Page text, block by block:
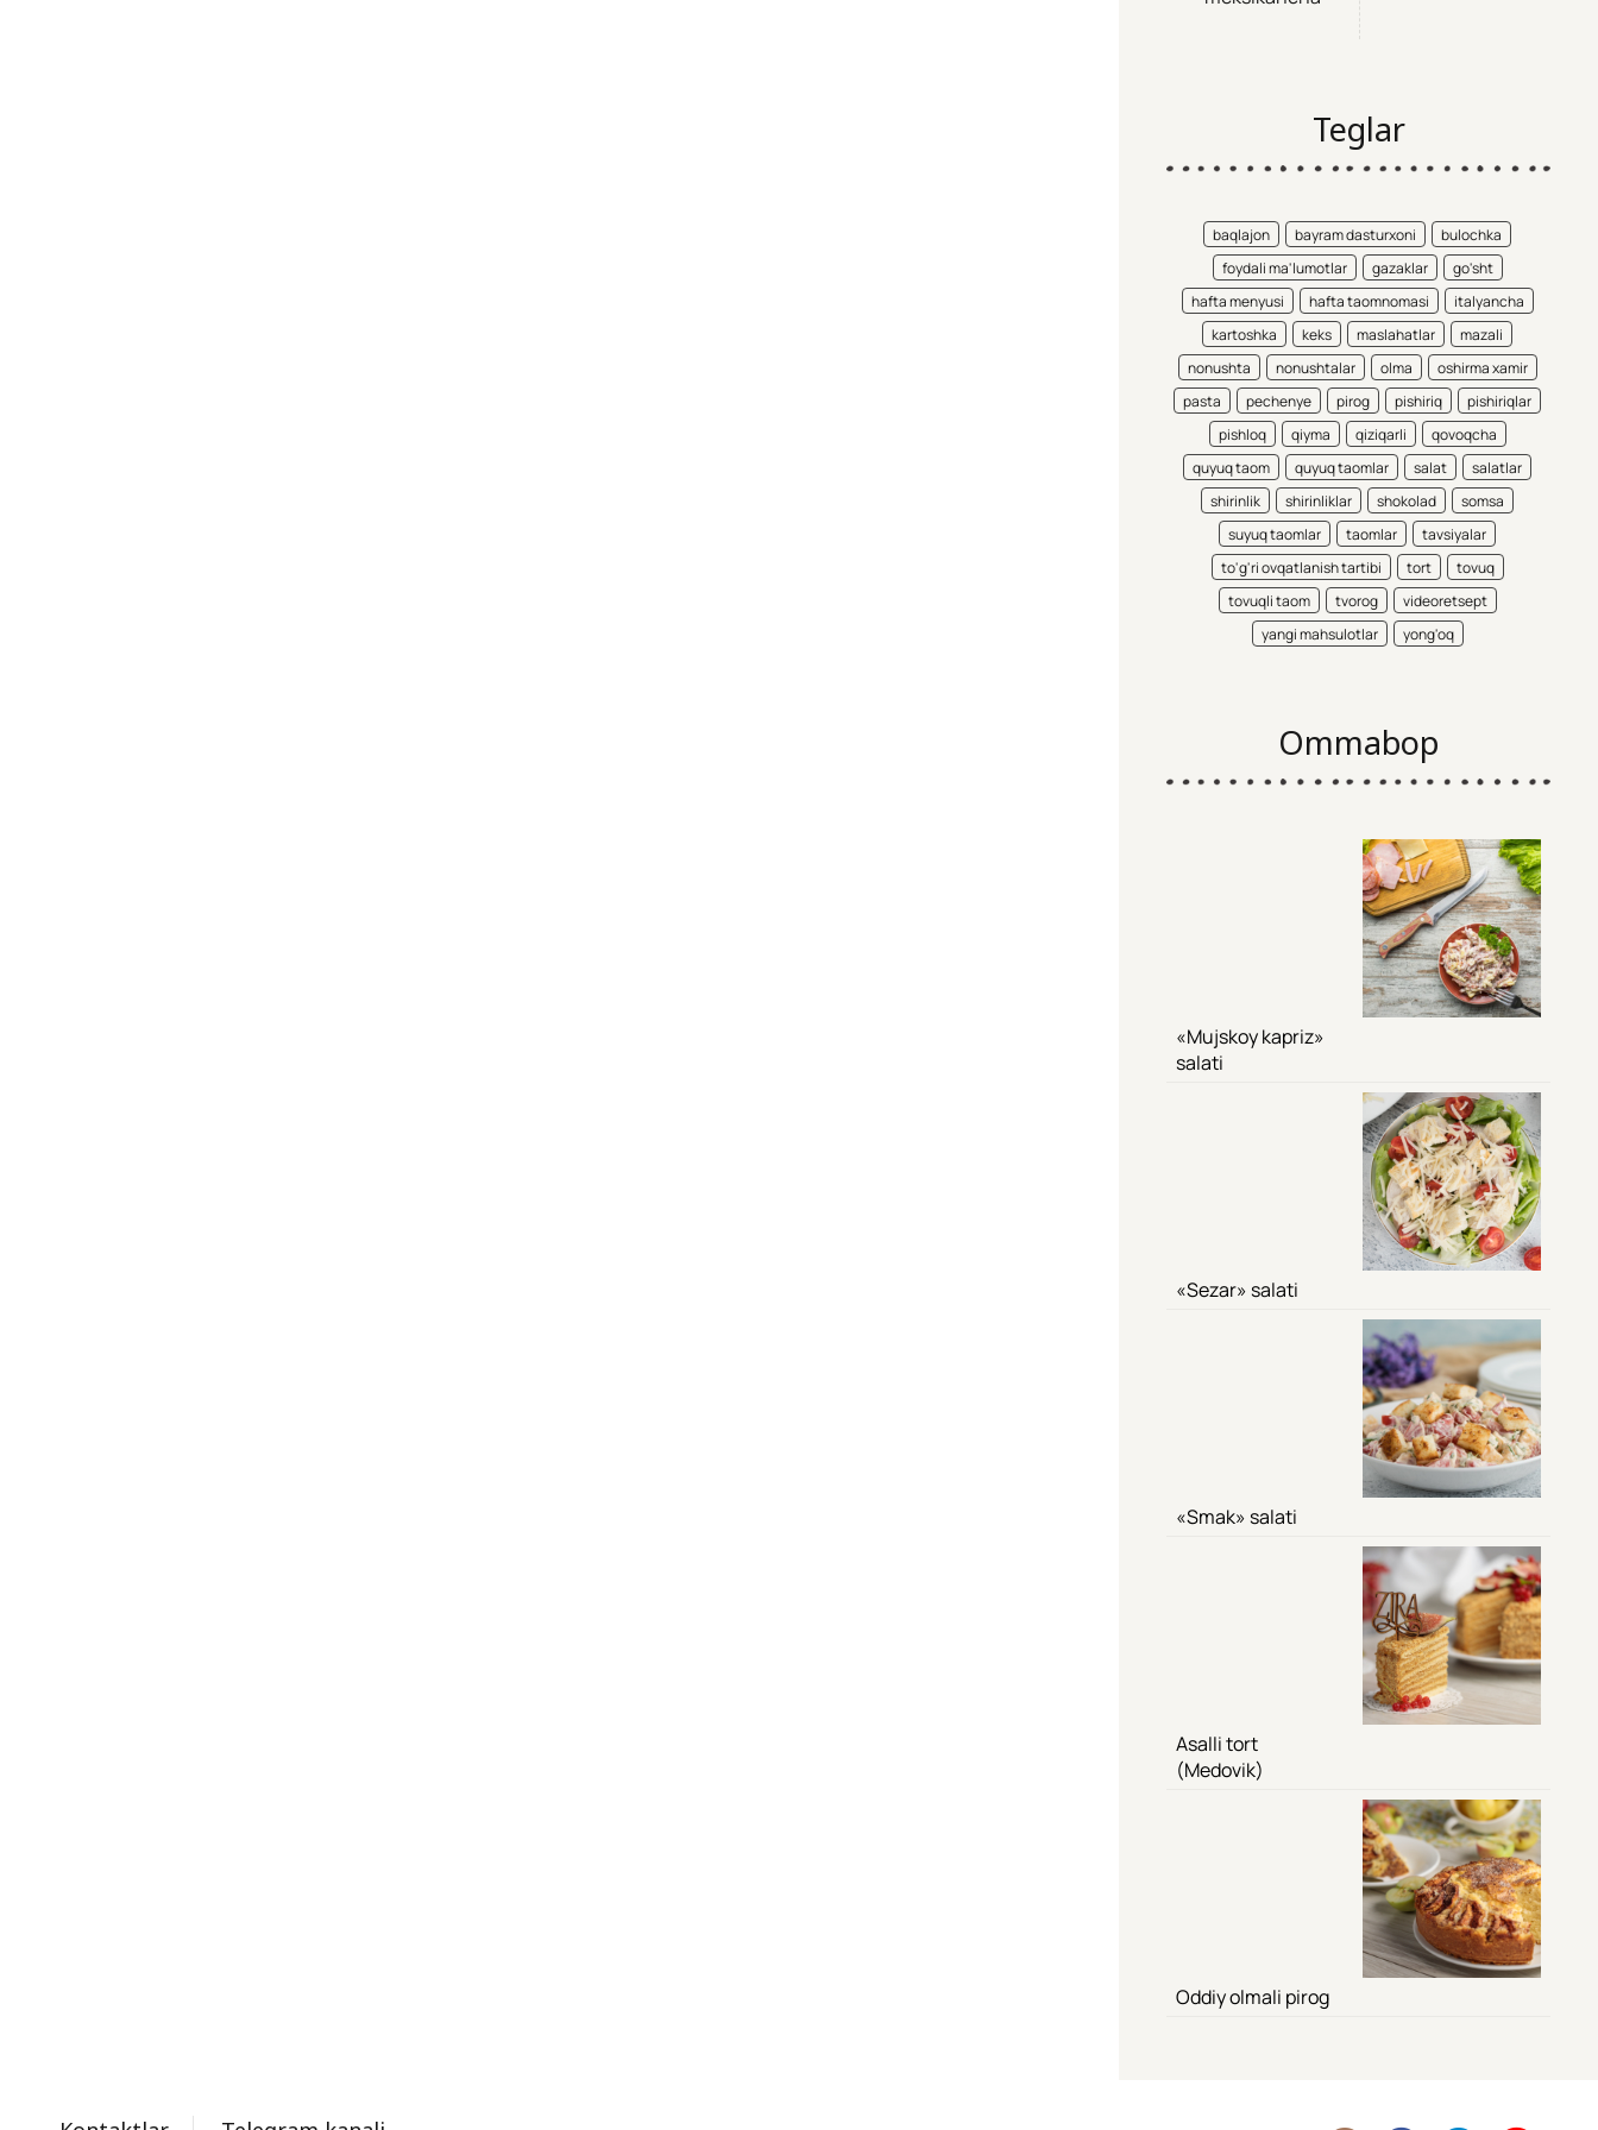
Teglar
baqlajon bayram dasturxoni
bulochka
foydali ma'lumotlar
gazaklar
go'sht
hafta menyusi
hafta taomnomasi
italyancha
kartoshka
keks maslahatlar
mazali
nonushta
nonushtalar olma
oshirma xamir
pasta
pechenye pirog pishiriq
pishiriqlar
pishloq
qiyma qiziqarli
qovoqcha
quyuq taom
quyuq taomlar salat
salatlar
shirinlik
shirinliklar shokolad
somsa
suyuq taomlar
taomlar
tavsiyalar
to'g'ri ovqatlanish tartibi
tort
tovuq
tovuqli taom
tvorog
videoretsept
yangi mahsulotlar
yong'oq
Ommabop
«Mujskoy kapriz»
salati
«Sezar» salati
«Smak» salati
Asalli tort
(Medovik)
Oddiy olmali pirog